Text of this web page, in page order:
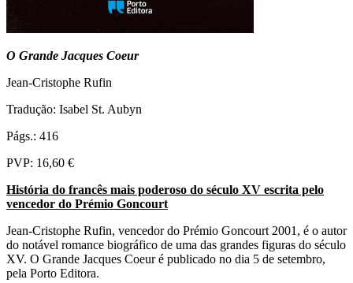
O Grande Jacques Coeur
Jean-Cristophe Rufin
Tradução: Isabel St. Aubyn
Págs.: 416
PVP: 16,60 €
História do francês mais poderoso do século XV escrita pelo
vencedor do Prémio Goncourt
Jean-Cristophe Rufin, vencedor do Prémio Goncourt 2001, é o autor
do notável romance biográfico de uma das grandes figuras do século
XV. O Grande Jacques Coeur é publicado no dia 5 de setembro,
pela Porto Editora.